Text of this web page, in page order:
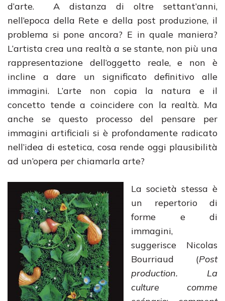
d’arte. A distanza di oltre settant’anni,
nell’epoca della Rete e della post produzione, il
problema si pone ancora? E in quale maniera?
L’artista crea una realtà a se stante, non più una
rappresentazione dell’oggetto reale, e non è
incline a dare un significato definitivo alle
immagini. L’arte non copia la natura e il
concetto tende a coincidere con la realtà. Ma
anche se questo processo del pensare per
immagini artificiali si è profondamente radicato
nell’idea di estetica, cosa rende oggi plausibilità
ad un’opera per chiamarla arte?
La società stessa è
un repertorio di
forme e di
immagini,
suggerisce Nicolas
Bourriaud (Post
production. La
culture comme